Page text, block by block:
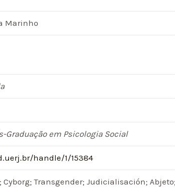
Marinho
Graduação em Psicologia Social
handle/1/15384
Cyborg; Transgender; Judicialisación;